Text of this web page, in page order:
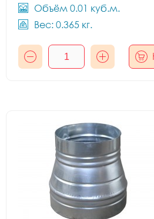
Объём 0.01 куб.м.
Вес: 0.365 кг.